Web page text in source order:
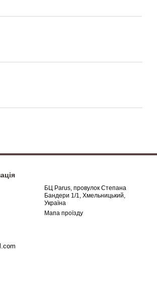
БЦ Parus, провулок Степана
Бандери 1/1, Хмельницький,
Україна
Мапа проїзду